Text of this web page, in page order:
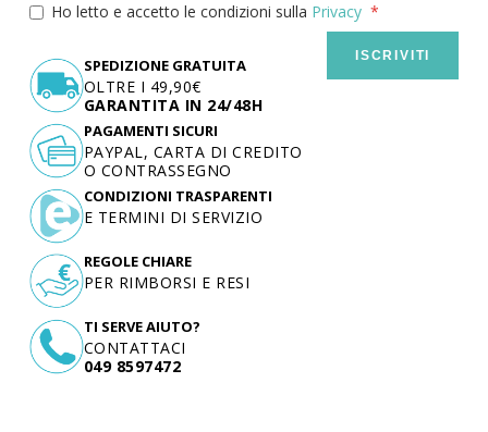
Ho letto e accetto le condizioni sulla Privacy
ISCRIVITI
SPEDIZIONE GRATUITA
OLTRE I 49,90€
GARANTITA IN 24/48H
TI SERVE AIUTO?
CONTATTACI
049 8597472
PAGAMENTI SICURI
PAYPAL, CARTA DI CREDITO
O CONTRASSEGNO
CONDIZIONI TRASPARENTI
E TERMINI DI SERVIZIO
REGOLE CHIARE
PER RIMBORSI E RESI